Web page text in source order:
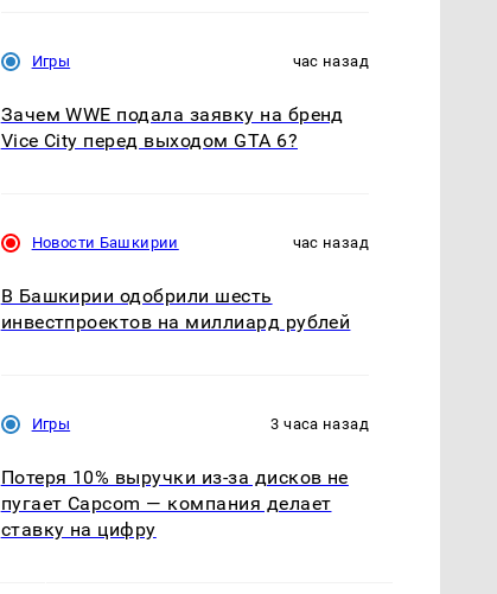
Игры час назад
Зачем WWE подала заявку на бренд
Vice City перед выходом GTA 6?
Новости Башкирии час назад
В Башкирии одобрили шесть
инвестпроектов на миллиард рублей
Игры 3 часа назад
Потеря 10% выручки из-за дисков не
пугает Capcom — компания делает
ставку на цифру